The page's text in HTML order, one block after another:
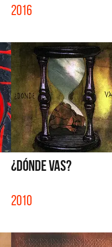
2016
¿DÓNDE VAS?
2010